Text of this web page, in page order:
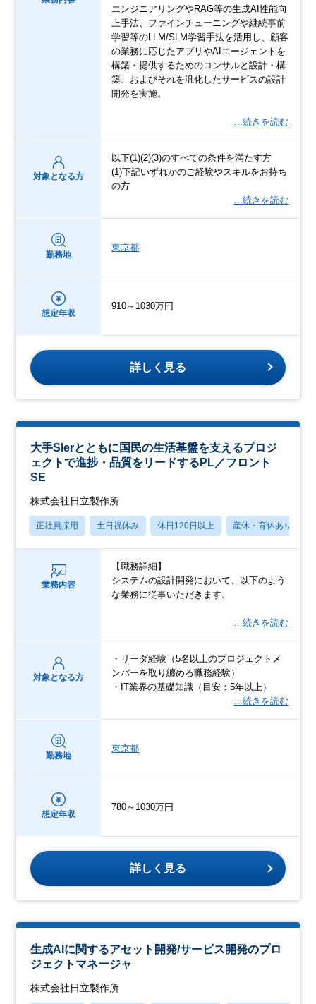
エンジニアリングやRAG等の生成AI性能向
上手法、ファインチューニングや継続事前
学習等のLLM/SLM学習手法を活用し、顧客
の業務に応じたアプリやAIエージェントを
構築・提供するためのコンサルと設計・構
築、およびそれを汎化したサービスの設計
開発を実施。
…続きを読む
対象となる方
以下(1)(2)(3)のすべての条件を満たす方
(1)下記いずれかのご経験やスキルをお持ち
の方
…続きを読む
勤務地
東京都
想定年収
910～1030万円
詳しく見る
大手SIerとともに国民の生活基盤を支えるプロジ
ェクトで進捗・品質をリードするPL／フロント
SE
株式会社日立製作所
正社員採用 土日祝休み 休日120日以上 産休・育休あり
業務内容
【職務詳細】
システムの設計開発において、以下のよう
な業務に従事いただきます。
…続きを読む
対象となる方
・リーダ経験（5名以上のプロジェクトメ
ンバーを取り纏める職務経験）
・IT業界の基礎知識（目安：5年以上）
…続きを読む
勤務地
東京都
想定年収
780～1030万円
詳しく見る
生成AIに関するアセット開発/サービス開発のプロ
ジェクトマネージャ
株式会社日立製作所